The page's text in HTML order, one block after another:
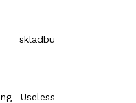
skladbu
Useless